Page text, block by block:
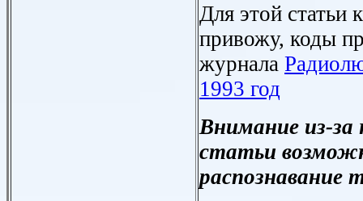
Для этой
привожу, коды
журнала
1993 год
Внимание из-за
статьи
распознавание